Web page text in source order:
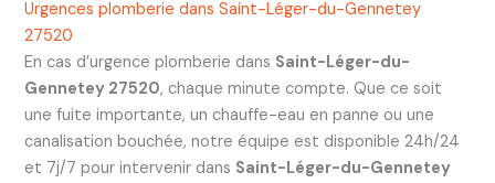
Urgences plomberie dans Saint-Léger-du-Gennetey
27520
En cas d’urgence plomberie dans Saint-Léger-du-
Gennetey 27520, chaque minute compte. Que ce soit
une fuite importante, un chauffe-eau en panne ou une
canalisation bouchée, notre équipe est disponible 24h/24
et 7j/7 pour intervenir dans Saint-Léger-du-Gennetey